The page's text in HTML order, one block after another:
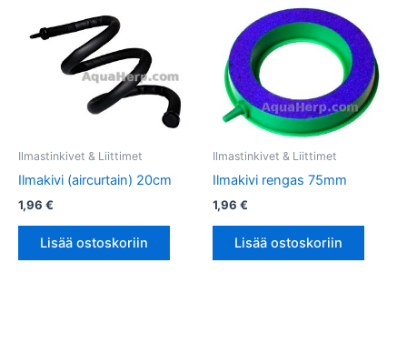
Ilmastinkivet & Liittimet
Ilmakivi (aircurtain) 20cm
1,96 €
Lisää ostoskoriin
Ilmastinkivet & Liittimet
Ilmakivi rengas 75mm
1,96 €
Lisää ostoskoriin